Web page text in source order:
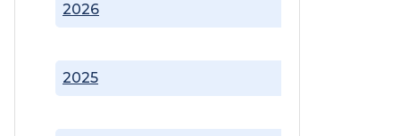
2025
2026